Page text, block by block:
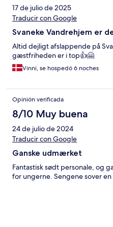
17 de julio de 2025
Traducir con Google
Svaneke Vandrehjem er
Altid dejligt afslappende på
gæstfriheden er i top👍🤗
Vinni, se hospedó 6 noches
Opinión verificada
8/10 Muy buena
24 de julio de 2024
Traducir con Google
Ganske udmærket
Fantastisk sødt personale, og
for ungerne. Sengene sover